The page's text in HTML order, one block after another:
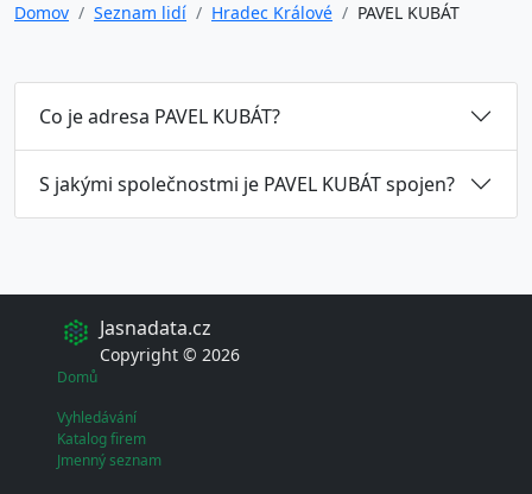
Domov
Seznam lidí Hradec Králové PAVEL KUBÁT
Co je adresa PAVEL KUBÁT?
S jakými společnostmi je PAVEL KUBÁT spojen?
Jasnadata.cz
Copyright © 2026
Domů
Vyhledávání
Katalog firem
Jmenný seznam